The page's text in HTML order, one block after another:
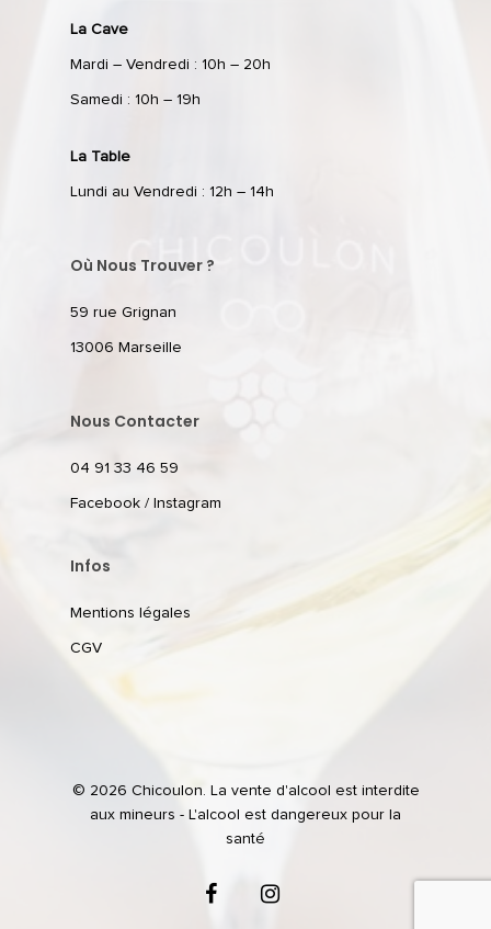
La Cave
Mardi – Vendredi : 10h – 20h
Samedi : 10h – 19h
La Table
Lundi au Vendredi : 12h – 14h
Où Nous Trouver ?
59 rue Grignan
13006 Marseille
Nous Contacter
04 91 33 46 59
Facebook / Instagram
Infos
Mentions légales
CGV
© 2026 Chicoulon. La vente d'alcool est interdite
aux mineurs - L'alcool est dangereux pour la
santé